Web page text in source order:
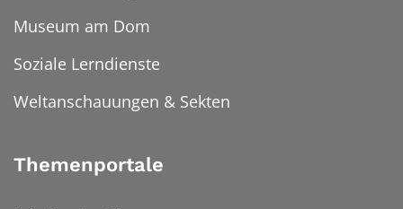
Museum am Dom
Soziale Lerndienste
Weltanschauungen & Sekten
Themenportale